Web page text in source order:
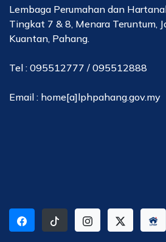
Lembaga Perumahan dan
Tingkat 7 & 8, Menara Teruntum,
Kuantan, Pahang.
Tel : 095512777 / 095512888
Email : home[a]lphpahang.gov.my